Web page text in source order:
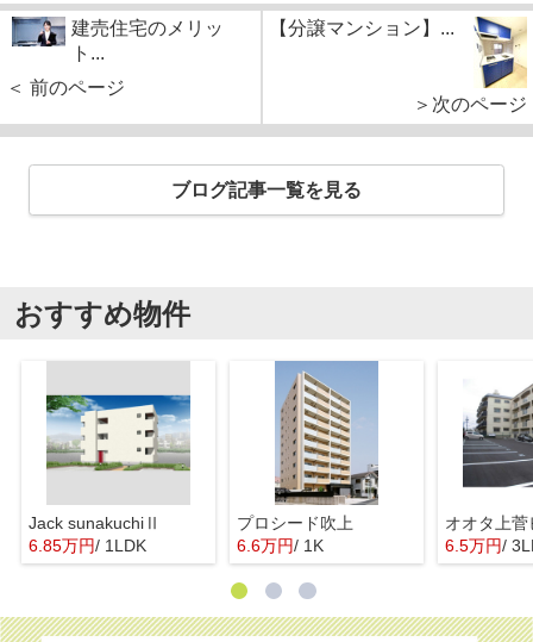
建売住宅のメリッ
ト...
＜ 前のページ
【分譲マンション】...
＞次のページ
ブログ記事一覧を見る
おすすめ物件
Jack sunakuchiⅡ
6.85万円/ 1LDK
プロシード吹上
6.6万円/ 1K
オオタ上菅
6.5万円/